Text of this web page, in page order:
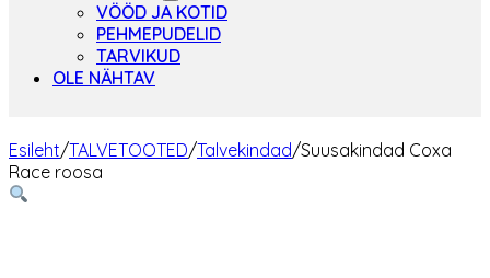
VÖÖD JA KOTID
PEHMEPUDELID
TARVIKUD
OLE NÄHTAV
Esileht/TALVETOOTED/Talvekindad/Suusakindad Coxa
Race roosa